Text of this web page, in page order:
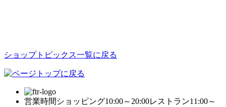
ショップトピックス一覧に戻る
営業時間 ショッピング10:00～20:00レストラン11:00～